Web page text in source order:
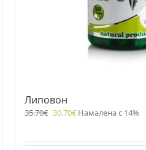
Липовон
35.70€ 30.70€ Намалена с 14%